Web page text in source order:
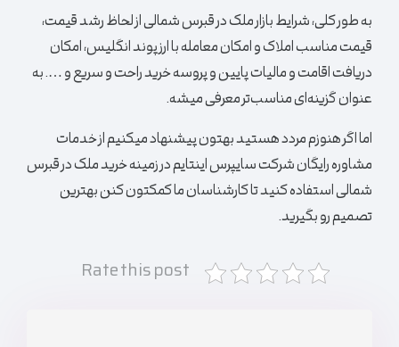
به طور کلی، شرایط بازار ملک در قبرس شمالی از لحاظ رشد قیمت،
قیمت مناسب املاک و امکان معامله با ارز پوند انگلیس، امکان
دریافت اقامت و مالیات پایین و پروسه خرید راحت و سریع و …. به
عنوان گزینه‌ای مناسب‌تر معرفی میشه.
اما اگر هنوزم مردد هستید بهتون پیشنهاد میکنیم از خدمات
مشاوره رایگان شرکت سایپرس اینتایم در زمینه خرید ملک در قبرس
شمالی استفاده کنید تا کارشناسان ما کمکتون کنن بهترین
تصمیم رو بگیرید.
Rate this post